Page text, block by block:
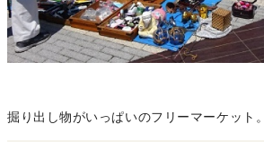
掘り出し物がいっぱいのフリーマーケット。